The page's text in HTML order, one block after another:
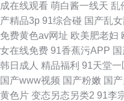
成在线观看 萌白酱一线天 乱
产精品3p 91综合碰 国产乱
免费黄色av网址 欧美肥老妇
女在线免费 91香蕉污APP
韩日成人 精品福利 91天堂一
国产www视频 国产粉嫩 国
黄色片 变态另态另类2 91李